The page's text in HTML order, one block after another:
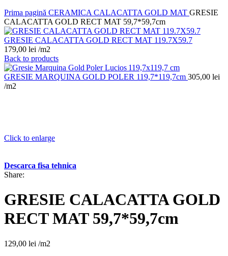
Prima pagină CERAMICA CALACATTA GOLD MAT GRESIE
CALACATTA GOLD RECT MAT 59,7*59,7cm
GRESIE CALACATTA GOLD RECT MAT 119.7X59.7
179,00 lei /m2
Back to products
GRESIE MARQUINA GOLD POLER 119,7*119,7cm 305,00 lei
/m2
Click to enlarge
Descarca fisa tehnica
Share:
GRESIE CALACATTA GOLD
RECT MAT 59,7*59,7cm
129,00 lei /m2